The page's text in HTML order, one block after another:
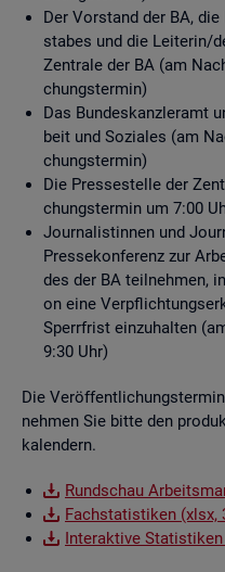
Der Vor­stand der BA,
sta­bes und die Lei­te­rin/
Zen­tra­le der BA (am
chungs­ter­min)
Das Bun­des­kanz­ler­amt
beit und So­zia­les (am
chungs­ter­min)
Die Pres­se­stel­le der
chungs­ter­min um 7:00
Jour­na­lis­tin­nen und
Pres­se­kon­fe­renz zur
des der BA teil­neh­men,
on eine
Sperr­frist ein­zu­hal­ten
9:30 Uhr)
Die
neh­men Sie bitte den
ka­len­dern.
Rund­schau
Fach­sta­tis­ti­ken (xlsx,
In­ter­ak­ti­ve Sta­tis­ti­ken